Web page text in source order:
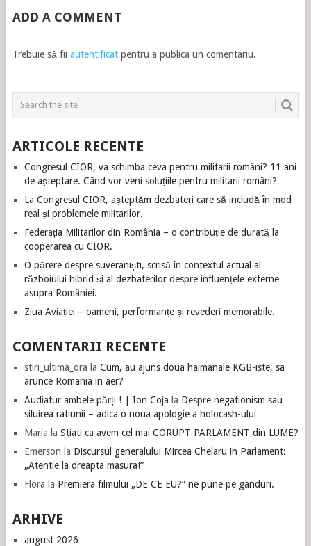
ADD A COMMENT
Trebuie să fii autentificatpentru a publica un comentariu.
ARTICOLE RECENTE
Congresul CIOR, va schimba ceva pentru militarii români? 11 ani
de așteptare. Când vor veni soluțiile pentru militarii români?
La Congresul CIOR, așteptăm dezbateri care să includă în mod
real și problemele militarilor.
Federația Militarilor din România – o contribuție de durată la
cooperarea cu CIOR.
O părere despre suveraniști, scrisă în contextul actual al
războiului hibrid și al dezbaterilor despre influențele externe
asupra României.
Ziua Aviației – oameni, performanțe și revederi memorabile.
COMENTARII RECENTE
stiri_ultima_ora la Cum, au ajuns doua haimanale KGB-iste, sa
arunce Romania in aer?
Audiatur ambele părți ! | Ion Coja la Despre negationism sau
siluirea ratiunii – adica o noua apologie a holocash-ului
Maria la Stiati ca avem cel mai CORUPT PARLAMENT din LUME?
Emerson la Discursul generalului Mircea Chelaru in Parlament:
„Atentie la dreapta masura!”
Flora la Premiera filmului „DE CE EU?” ne pune pe ganduri.
ARHIVE
august 2026